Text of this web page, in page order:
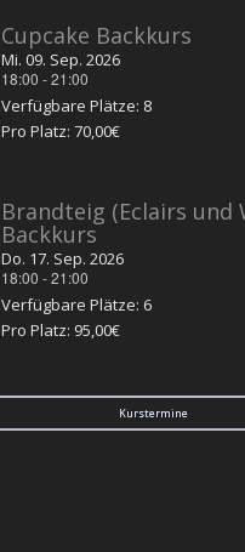
Cupcake Backkurs
Mi. 09. Sep. 2026
18:00 -21:00
Verfügbare Plätze: 8
Pro Platz: 70,00€
Brandteig (Eclairs und
Backkurs
Do. 17. Sep. 2026
18:00 -21:00
Verfügbare Plätze: 6
Pro Platz: 95,00€
Kurstermine